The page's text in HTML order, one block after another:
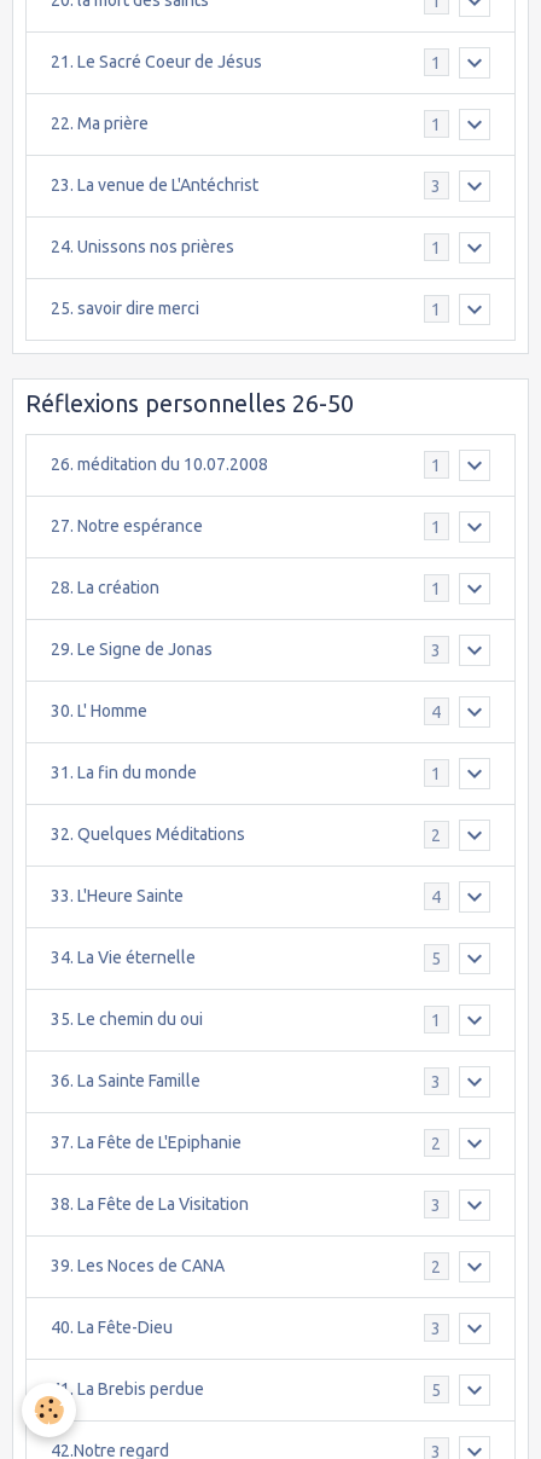
21. Le Sacré Coeur de Jésus 1
22. Ma prière 1
23. La venue de L'Antéchrist 3
24. Unissons nos prières 1
25. savoir dire merci 1
Réflexions personnelles 26-50
26. méditation du 10.07.2008 1
27. Notre espérance 1
28. La création 1
29. Le Signe de Jonas 3
30. L' Homme 4
31. La fin du monde 1
32. Quelques Méditations 2
33. L'Heure Sainte 4
34. La Vie éternelle 5
35. Le chemin du oui 1
36. La Sainte Famille 3
37. La Fête de L'Epiphanie 2
38. La Fête de La Visitation 3
39. Les Noces de CANA 2
40. La Fête-Dieu 3
41. La Brebis perdue 5
42.Notre regard 3